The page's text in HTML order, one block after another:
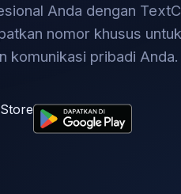
Anda dengan
nomor khusus
komunikasi pribadi Anda.